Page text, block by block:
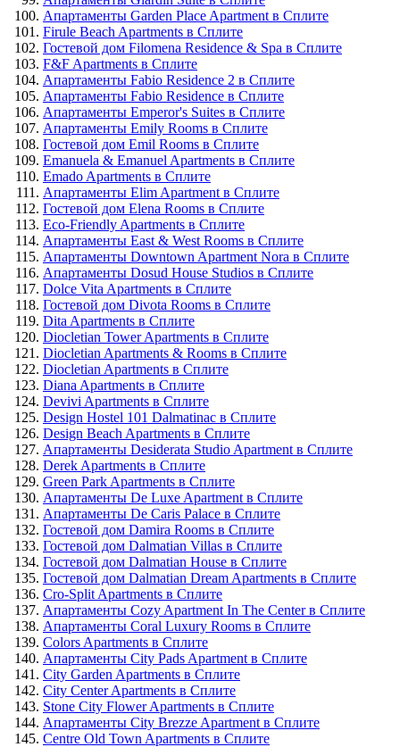
Апартаменты Garden Place Apartment в Сплите
Firule Beach Apartments в Сплите
Гостевой дом Filomena Residence & Spa в Сплите
F&F Apartments в Сплите
Апартаменты Fabio Residence 2 в Сплите
Апартаменты Fabio Residence в Сплите
Апартаменты Emperor's Suites в Сплите
Апартаменты Emily Rooms в Сплите
Гостевой дом Emil Rooms в Сплите
Emanuela & Emanuel Apartments в Сплите
Emado Apartments в Сплите
Апартаменты Elim Apartment в Сплите
Гостевой дом Elena Rooms в Сплите
Eco-Friendly Apartments в Сплите
Апартаменты East & West Rooms в Сплите
Апартаменты Downtown Apartment Nora в Сплите
Апартаменты Dosud House Studios в Сплите
Dolce Vita Apartments в Сплите
Гостевой дом Divota Rooms в Сплите
Dita Apartments в Сплите
Diocletian Tower Apartments в Сплите
Diocletian Apartments & Rooms в Сплите
Diocletian Apartments в Сплите
Diana Apartments в Сплите
Devivi Apartments в Сплите
Design Hostel 101 Dalmatinac в Сплите
Design Beach Apartments в Сплите
Апартаменты Desiderata Studio Apartment в Сплите
Derek Apartments в Сплите
Green Park Apartments в Сплите
Апартаменты De Luxe Apartment в Сплите
Апартаменты De Caris Palace в Сплите
Гостевой дом Damira Rooms в Сплите
Гостевой дом Dalmatian Villas в Сплите
Гостевой дом Dalmatian House в Сплите
Гостевой дом Dalmatian Dream Apartments в Сплите
Cro-Split Apartments в Сплите
Апартаменты Cozy Apartment In The Center в Сплите
Апартаменты Coral Luxury Rooms в Сплите
Colors Apartments в Сплите
Апартаменты City Pads Apartment в Сплите
City Garden Apartments в Сплите
City Center Apartments в Сплите
Stone City Flower Apartments в Сплите
Апартаменты City Brezze Apartment в Сплите
Centre Old Town Apartments в Сплите